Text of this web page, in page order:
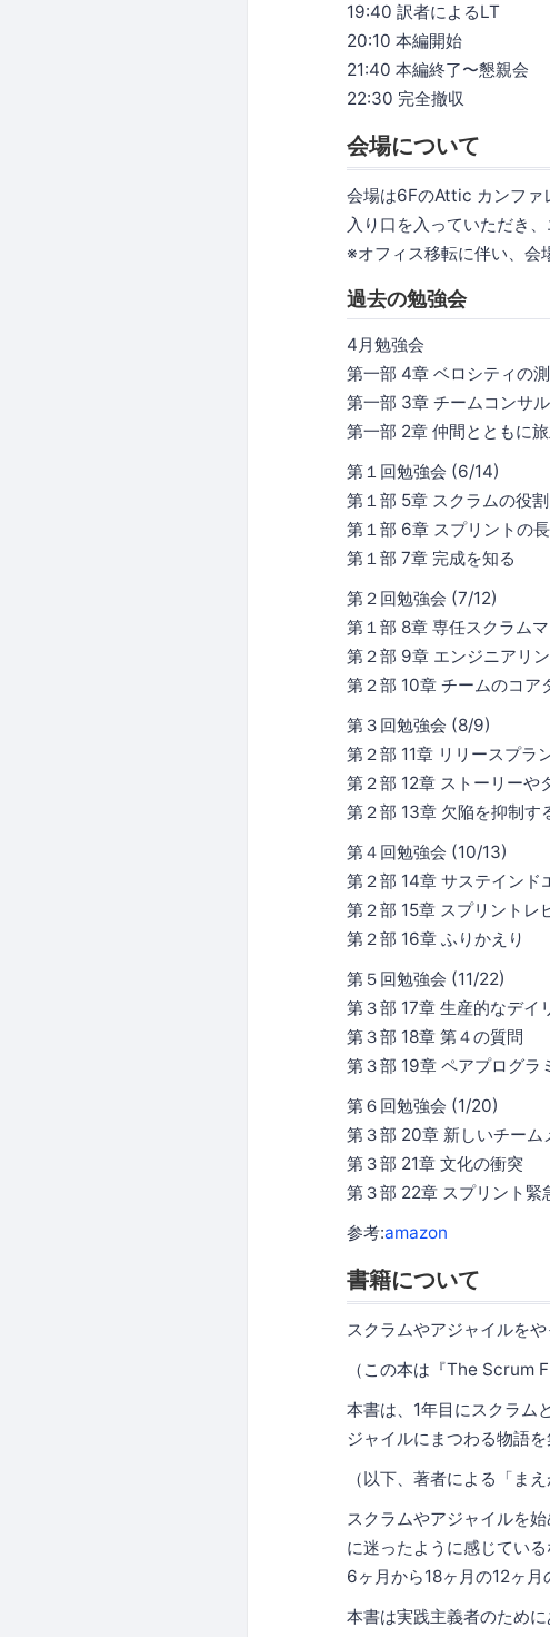
19:40 訳者によるLT
20:10 本編開始
21:40 本編終了〜懇親会
22:30 完全撤収
会場について
会場は6FのAttic カンファ
入り口を入っていただき
※オフィス移転に伴い、会
過去の勉強会
4月勉強会
第一部 4章 ベロシティの
第一部 3章 チームコンサ
第一部 2章 仲間とともに
第１回勉強会 (6/14)
第１部 5章 スクラムの役割
第１部 6章 スプリントの
第１部 7章 完成を知る
第２回勉強会 (7/12)
第１部 8章 専任スクラム
第２部 9章 エンジニアリ
第２部 10章 チームのコア
第３回勉強会 (8/9)
第２部 11章 リリースプラ
第２部 12章 ストーリーや
第２部 13章 欠陥を抑制す
第４回勉強会 (10/13)
第２部 14章 サステインド
第２部 15章 スプリントレ
第２部 16章 ふりかえり
第５回勉強会 (11/22)
第３部 17章 生産的なデイ
第３部 18章 第４の質問
第３部 19章 ペアプログラ
第６回勉強会 (1/20)
第３部 20章 新しいチーム
第３部 21章 文化の衝突
第３部 22章 スプリント緊
参考:amazon
書籍について
スクラムやアジャイルを
（この本は『The
本書は、1年目にスクラム
ジャイルにまつわる物語
（以下、著者による「ま
スクラムやアジャイルを
に迷ったように感じてい
6ヶ月から18ヶ月の12ヶ月
本書は実践主義者のため